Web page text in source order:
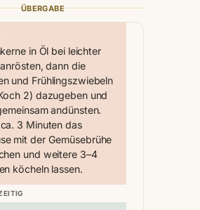
ÜBERGABE
in Öl bei leichter
dann die
und Frühlingszwiebeln
2) dazugeben und
andünsten.
3 Minuten das
mit der Gemüsebrühe
und weitere 3–4
köcheln lassen.